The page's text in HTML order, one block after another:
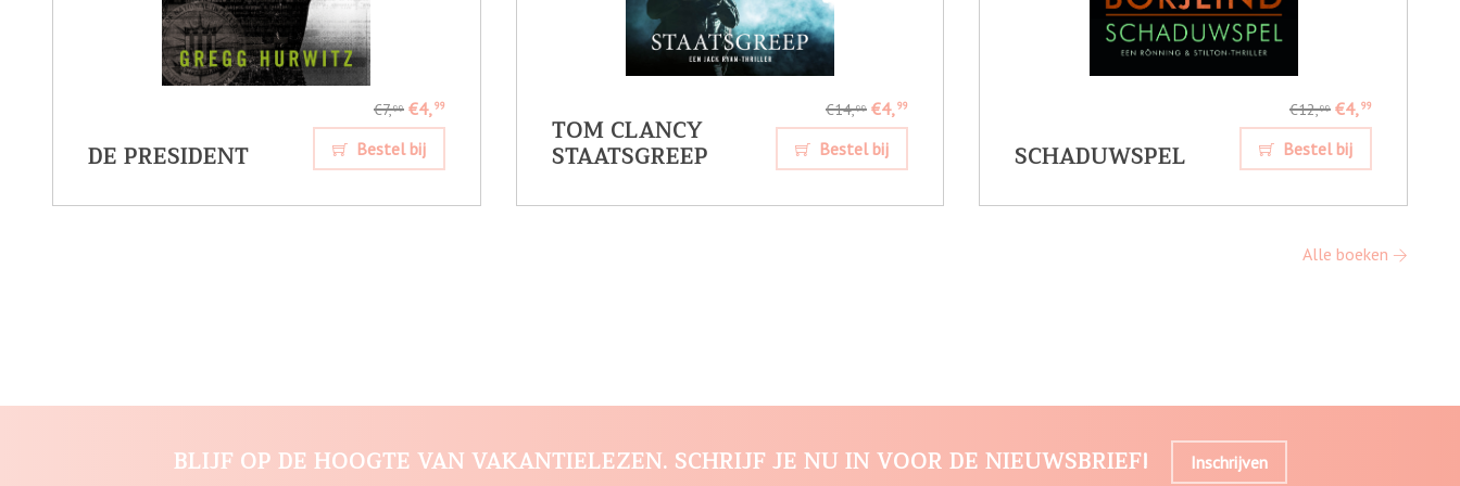
DE PRESIDENT
€7,99 €4,99
Bestel bij TOM CLANCY
STAATSGREEP
€14,99 €4,99
Bestel bij SCHADUWSPEL
€12,99 €4,99
Bestel bij
Alle boeken
BLIJF OP DE HOOGTE VAN VAKANTIELEZEN. SCHRIJF JE NU IN VOOR DE NIEUWSBRIEF! Inschrijven